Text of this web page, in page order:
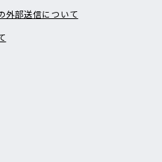
外部送信について